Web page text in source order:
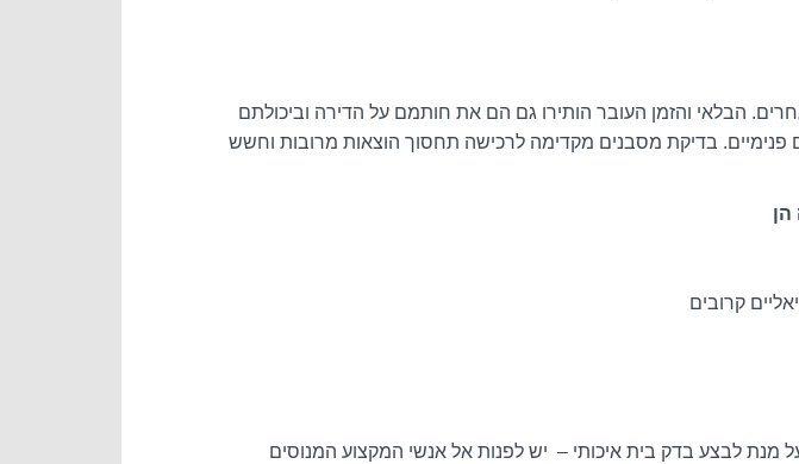
הבלאי והזמן העובר הותירו גם הם את חותמם על הדירה וביכולתם
בדיקת מסבנים מקדימה לרכישה תחסוך הוצאות מרובות וחשש
הן
קרובים
מנת לבצע בדק בית איכותי – יש לפנות אל אנשי המקצוע המנוסים